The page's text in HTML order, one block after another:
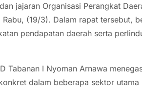
jajaran Organisasi Perangkat
(19/3). Dalam rapat tersebut,
pendapatan daerah serta
Tabanan I Nyoman Arnawa
dalam beberapa sektor